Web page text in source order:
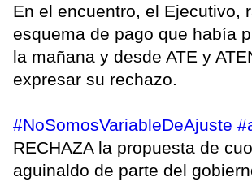
En el encuentro, el Ejecutivo,
esquema de pago que había
la mañana y desde ATE y
expresar su rechazo.
#NoSomosVariableDeAjuste
RECHAZA la propuesta de
aguinaldo de parte del